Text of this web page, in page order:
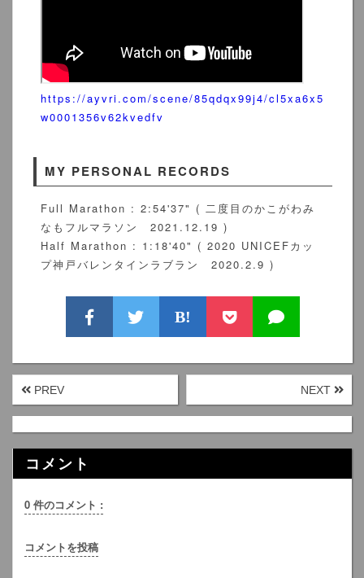
https://ayvri.com/scene/85qdqx99j4/cl5xa6x5
w0001356v62kvedfv
MY PERSONAL RECORDS
Full Marathon : 2:54'37" ( 二度目のかこがわみ
なもフルマラソン 2021.12.19 )
Half Marathon : 1:18'40" ( 2020 UNICEFカッ
プ神戸バレンタインラブラン 2020.2.9 )
B!
PREV NEXT
コメント
0 件のコメント :
コメントを投稿